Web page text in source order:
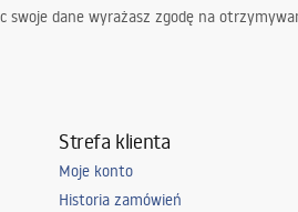
swoje dane wyrażasz zgodę na
Strefa klienta
Moje konto
Historia zamówień